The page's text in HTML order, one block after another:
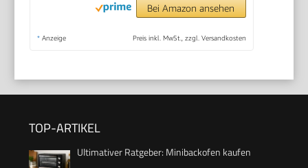
Bei Amazon ansehen
* Anzeige Preis inkl. MwSt., zzgl. Versandkosten
TOP-ARTIKEL
Ultimativer Ratgeber: Minibackofen kaufen